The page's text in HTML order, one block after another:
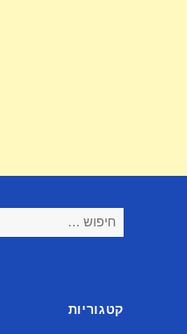
חיפוש:
קטגוריות